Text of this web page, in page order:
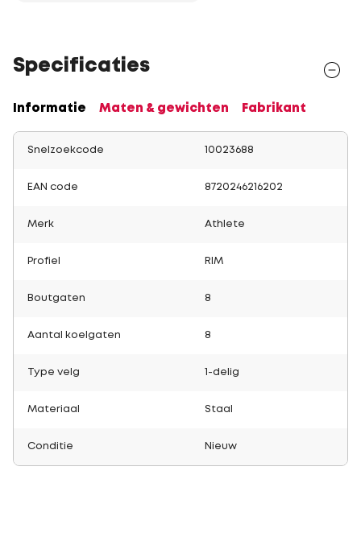
Specificaties
Informatie Maten & gewichten Fabrikant
Snelzoekcode 10023688
EAN code 8720246216202
Merk Athlete
Profiel RIM
Boutgaten 8
Aantal koelgaten 8
Type velg 1-delig
Materiaal Staal
Conditie Nieuw